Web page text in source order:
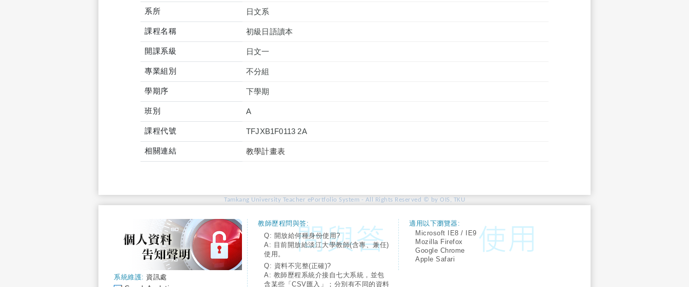
系所 日文系
課程名稱 初級日語讀本
開課系級 日文一
專業組別 不分組
學期序 下學期
班別 A
課程代號 TFJXB1F0113 2A
相關連結 教學計畫表
Tamkang University Teacher ePortfolio System - All Rights Reserved © by OIS, TKU
系統維護: 資訊處
教師歷程問與答:
Q: 開放給何種身份使用?
A: 目前開放給淡江大學教師(含專、兼任)
使用。
Q: 資料不完整(正確)?
A: 教師歷程系統介接自七大系統，並包
含某些「CSV匯入」；分別有不同的資料
適用以下瀏覽器:
Microsoft IE8 / IE9
Mozilla Firefox
Google Chrome
Apple Safari